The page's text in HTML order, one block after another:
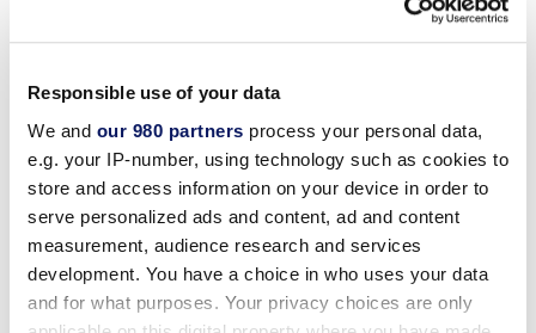
Responsible use of your data
We and our 980 partners process your personal data,
e.g. your IP-number, using technology such as cookies to
store and access information on your device in order to
serve personalized ads and content, ad and content
measurement, audience research and services
development. You have a choice in who uses your data
and for what purposes. Your privacy choices are only
200の言葉
Swan and Dolphin
は、セントラルフロリダで最も素晴
らしいテーマパークやアトラクションへの玄関口です。
この3つのリゾート複合施設は、エプコット®と ディズ
ニー・ハリウッド・スタジオ®の間に位置し、近くには
ディズニー・アニマル・キングダム®テーマパークとマ
ジック・キングダム®パークがあります。